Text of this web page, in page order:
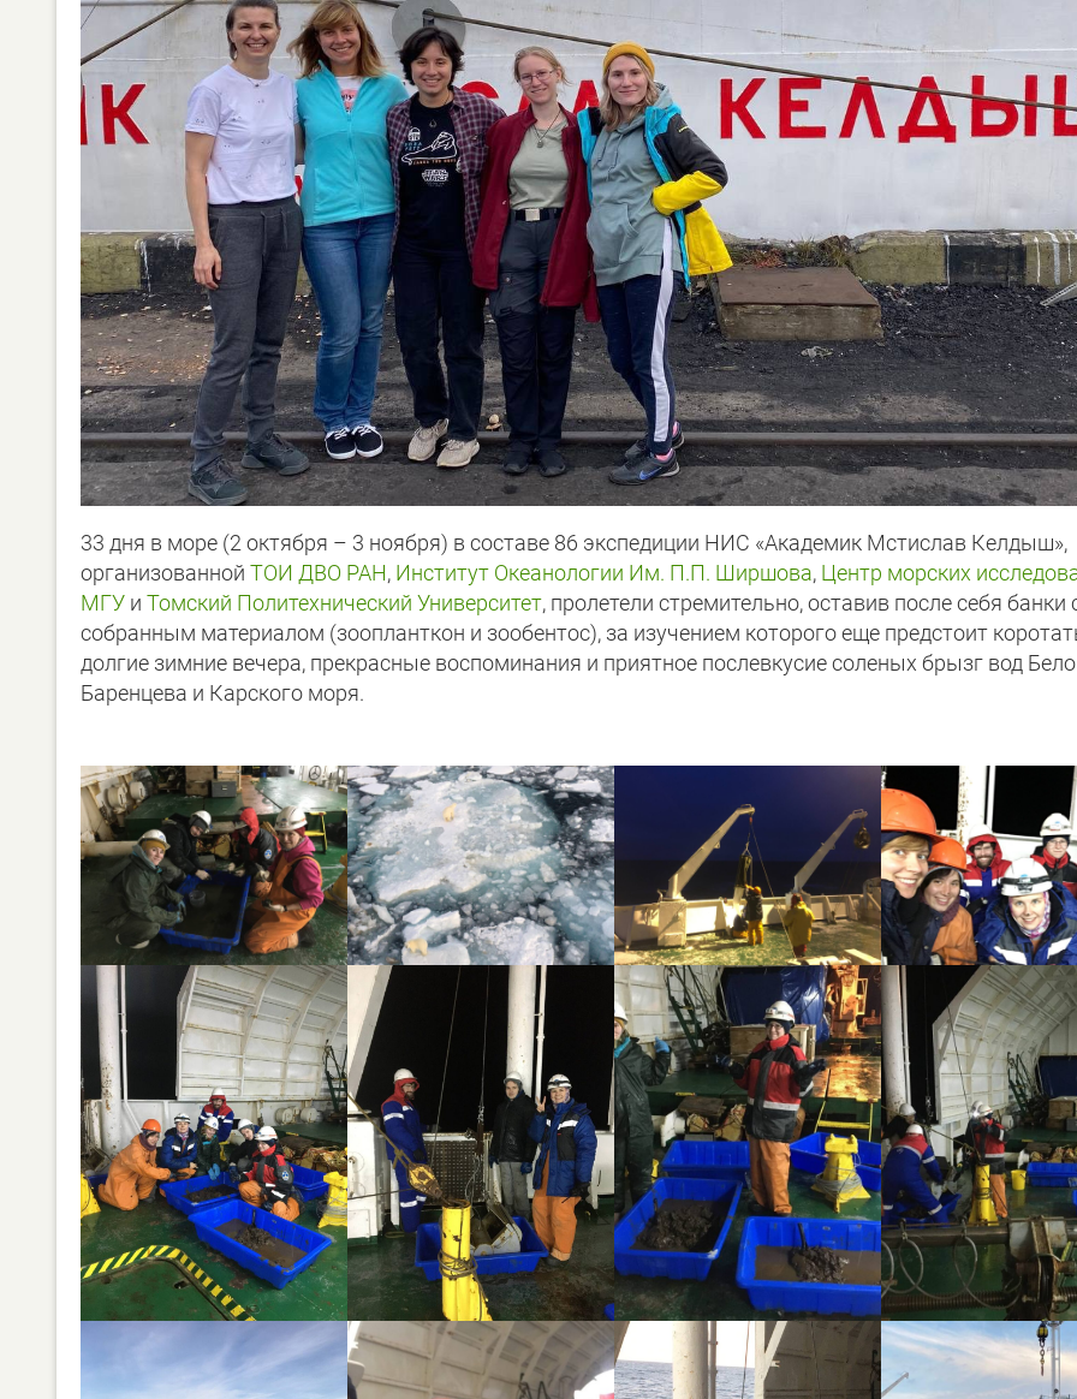
33 дня в море (2 октября – 3 ноября) в составе 86 экспедиции НИС «Академик Мстислав Келдыш»,
организованной ТОИ ДВО РАН, Институт Океанологии Им. П.П. Ширшова, Центр морских
МГУ и Томский Политехнический Университет, пролетели стремительно, оставив после себя банки
собранным материалом (зоопланткон и зообентос), за изучением которого еще предстоит
долгие зимние вечера, прекрасные воспоминания и приятное послевкусие соленых брызг вод
Баренцева и Карского моря.